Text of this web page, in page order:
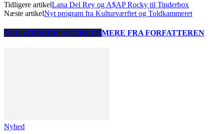
Tidligere artikelLana Del Rey og A$AP Rocky til Tinderbox
Næste artikelNyt program fra Kulturværftet og Toldkammeret
RELATEREDE ARTIKLERMERE FRA FORFATTEREN
Nyhed